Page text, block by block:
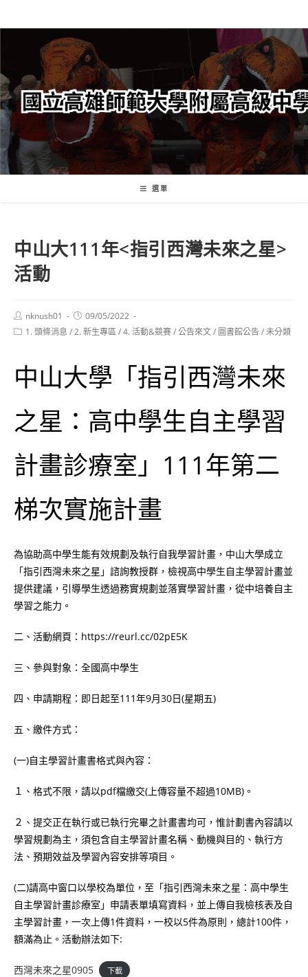
轉
要
內
容
選單
中山大111年<指引西灣未來之星>
活動
Post
author:
nknush01
Post
published:
09/05/2022
Post1. 頭條消息 /2. 新生專區/4. 活動&競賽/公告來文/ 圖書館公告/未分類
中山大學「指引西灣未來
之星：高中學生自主學習
計畫診療室」111年第二
梯次實施計畫
為協助高中學生能有效規劃及執行自我學習計畫，中山大學成立
「指引西灣未來之星」諮詢教授群，檢視高中學生自主學習計畫並
提供建議，引導學生透過務實規劃並落實學習計畫，從中培養自主
學習之能力。
二、活動網頁：https://reurl.cc/02pE5K
三、參與對象：全國高中學生
四、申請期程：即日起至111年9月30日(星期五)
五、繳件方式：
(一)自主學習計畫書格式與內容：
１、格式不限，請以pdf檔繳交(上傳容量不超過10MB)。
２、提交正在執行或已執行完畢之計畫書均可，惟計劃書內容請以
學習規劃為主，須包含自主學習計畫名稱、動機與目的、執行方
法、預期效益及學習內容安排等項目。
(二)請高中窗口以學校為單位，至「指引西灣未來之星：高中學生
自主學習計畫診療室」申請表單填寫資料，並上傳自我檢核表及自
主學習計畫，一次上傳1件資料，一校以5件為原則，總計100件，
額滿為止。活動辦法如下:
西灣未來之星0905 下載